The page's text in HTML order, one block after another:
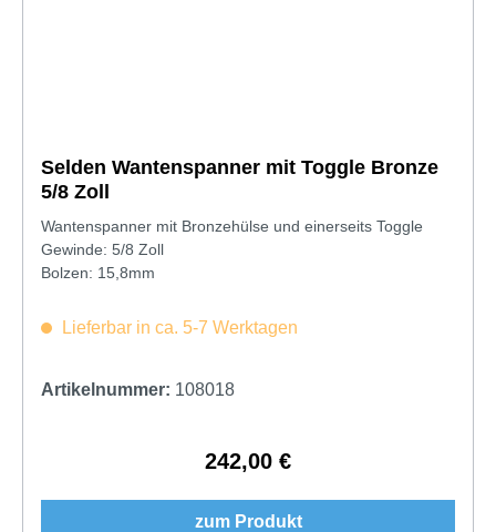
Selden Wantenspanner mit Toggle Bronze
5/8 Zoll
Wantenspanner mit Bronzehülse und einerseits Toggle
Gewinde: 5/8 Zoll
Bolzen: 15,8mm
Lieferbar in ca. 5-7 Werktagen
Artikelnummer: 108018
Regulärer Preis:
242,00 €
zum Produkt